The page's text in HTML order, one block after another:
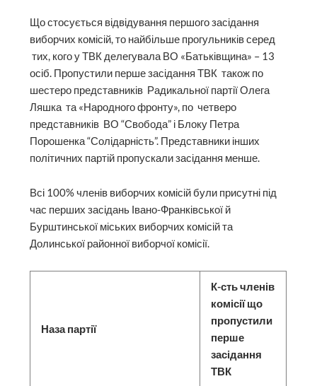
Що стосується відвідування першого засідання
виборчих комісій, то найбільше прогульників серед
тих, кого у ТВК делегувала ВО «Батьківщина» – 13
осіб. Пропустили перше засідання ТВК також по
шестеро представників Радикальної партії Олега
Ляшка та «Народного фронту», по четверо
представників ВО “Свобода” і Блоку Петра
Порошенка “Солідарність”. Представники інших
політичних партій пропускали засідання менше.
Всі 100% членів виборчих комісій були присутні під
час перших засідань Івано-Франківської й
Бурштинської міських виборчих комісій та
Долинської районної виборчої комісії.
Наза партії
К-сть членів
комісії що
пропустили
перше
засідання
ТВК